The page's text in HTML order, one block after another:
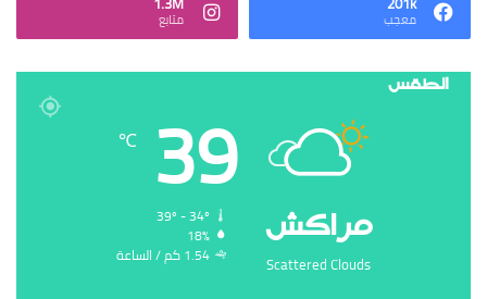
‏معجب ‏متابع
الطقس
‏مراكش
Scattered Clouds
39
℃
18%
1.54 ‏كم / الساعة